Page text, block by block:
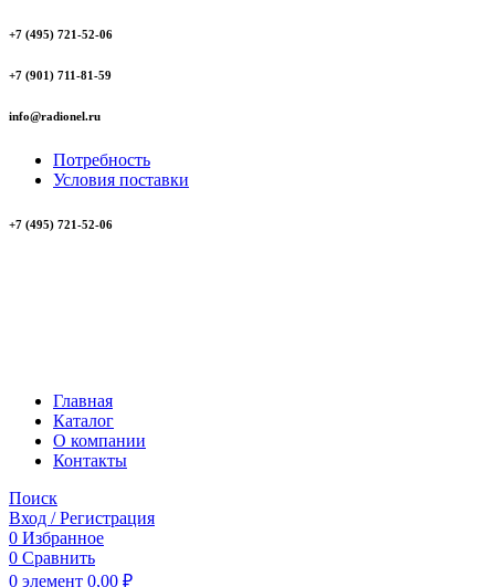
+7 (495) 721-52-06
+7 (901) 711-81-59
info@radionel.ru
Потребность
Условия поставки
+7 (495) 721-52-06
Главная
Каталог
О компании
Контакты
Поиск
Вход / Регистрация
0 Избранное
0 Сравнить
0 элемент 0,00 ₽